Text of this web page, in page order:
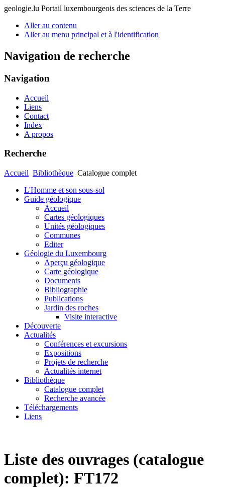
geologie.lu Portail luxembourgeois des sciences de la Terre
Aller au contenu
Aller au menu principal et à l'identification
Navigation de recherche
Navigation
Accueil
Liens
Contact
Index
A propos
Recherche
Accueil Bibliothèque Catalogue complet
L'Homme et son sous-sol
Guide géologique
Accueil
Cartes géologiques
Unités géologiques
Communes
Editer
Géologie du Luxembourg
Aperçu géologique
Carte géologique
Documents
Bibliographie
Publications
Jardin des roches
Visite interactive
Découverte
Actualités
Conférences et excursions
Expositions
Projets de recherche
Actualités internet
Bibliothèque
Catalogue complet
Recherche avancée
Téléchargements
Liens
Liste des ouvrages (catalogue
complet): FT172